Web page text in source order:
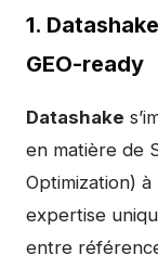
1.
GEO-ready
Datashake
en matière de
Optimization) à
expertise
entre